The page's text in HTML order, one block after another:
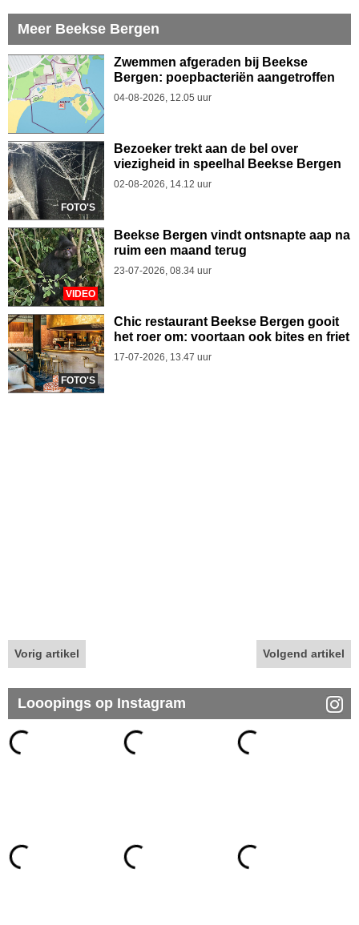
Meer Beekse Bergen
Zwemmen afgeraden bij Beekse
Bergen: poepbacteriën aangetroffen
04-08-2026, 12.05 uur
FOTO'S
Bezoeker trekt aan de bel over
viezigheid in speelhal Beekse Bergen
02-08-2026, 14.12 uur
VIDEO
Beekse Bergen vindt ontsnapte aap na
ruim een maand terug
23-07-2026, 08.34 uur
FOTO'S
Chic restaurant Beekse Bergen gooit
het roer om: voortaan ook bites en friet
17-07-2026, 13.47 uur
Vorig artikel Volgend artikel
Looopings op Instagram